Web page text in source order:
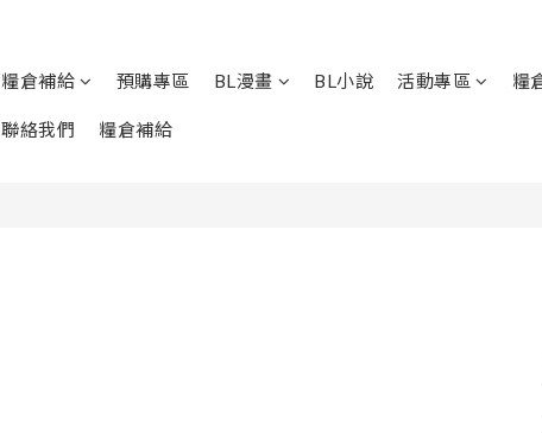
糧倉補給 預購專區 BL漫畫 BL小說 活動專區 糧
聯絡我們 糧倉補給